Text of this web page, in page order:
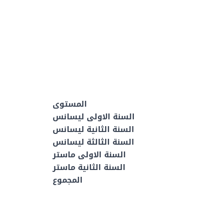
المستوى
السنة الاولى ليسانس
السنة الثانية ليسانس
السنة الثالثة ليسانس
السنة الاولى ماستر
السنة الثانية ماستر
المجموع